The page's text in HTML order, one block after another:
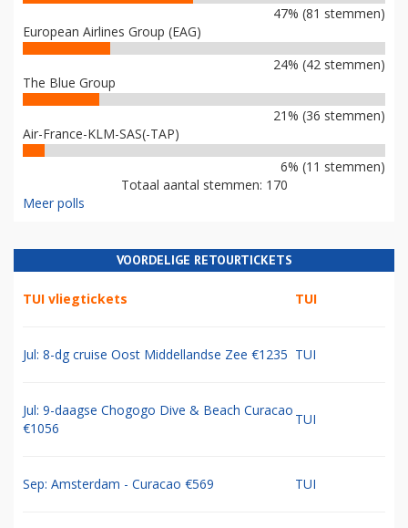
47% (81 stemmen)
European Airlines Group (EAG)
24% (42 stemmen)
The Blue Group
21% (36 stemmen)
Air-France-KLM-SAS(-TAP)
6% (11 stemmen)
Totaal aantal stemmen: 170
Meer polls
VOORDELIGE RETOURTICKETS
TUI vliegtickets TUI
Jul: 8-dg cruise Oost Middellandse Zee €1235 TUI
Jul: 9-daagse Chogogo Dive & Beach Curacao
€1056
TUI
Sep: Amsterdam - Curacao €569 TUI